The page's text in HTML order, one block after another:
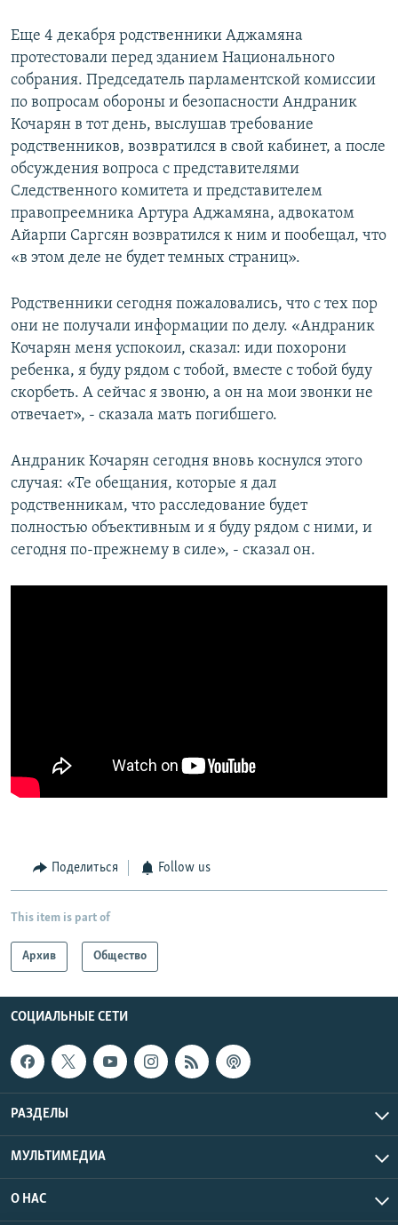
Еще 4 декабря родственники Аджамяна
протестовали перед зданием Национального
собрания. Председатель парламентской комиссии
по вопросам обороны и безопасности Андраник
Кочарян в тот день, выслушав требование
родственников, возвратился в свой кабинет, а после
обсуждения вопроса с представителями
Следственного комитета и представителем
правопреемника Артура Аджамяна, адвокатом
Айарпи Саргсян возвратился к ним и пообещал, что
«в этом деле не будет темных страниц».
Родственники сегодня пожаловались, что с тех пор
они не получали информации по делу. «Андраник
Кочарян меня успокоил, сказал: иди похорони
ребенка, я буду рядом с тобой, вместе с тобой буду
скорбеть. А сейчас я звоню, а он на мои звонки не
отвечает», - сказала мать погибшего.
Андраник Кочарян сегодня вновь коснулся этого
случая: «Те обещания, которые я дал
родственникам, что расследование будет
полностью объективным и я буду рядом с ними, и
сегодня по-прежнему в силе», - сказал он.
Поделиться Follow us
This item is part of
Архив Общество
СОЦИАЛЬНЫЕ СЕТИ
РАЗДЕЛЫ
МУЛЬТИМЕДИА
О НАС